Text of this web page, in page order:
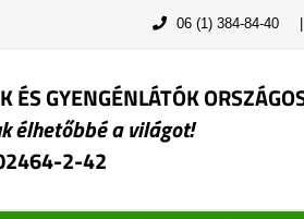
06 (1) 384-84-40
ÉS GYENGÉNLÁTÓK
élhetőbbé a világot!
2-42